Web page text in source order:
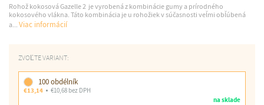
Rohož kokosová Gazelle 2 je vyrobená z kombinácie gumy a prírodného
kokosového vlákna. Táto kombinácia je u rohožiek v súčasnosti veľmi obľúbená
a...Viac informácií
ZVOĽTE VARIANT:
100 obdélník
€13,14
€10,68 bez DPH
na sklade